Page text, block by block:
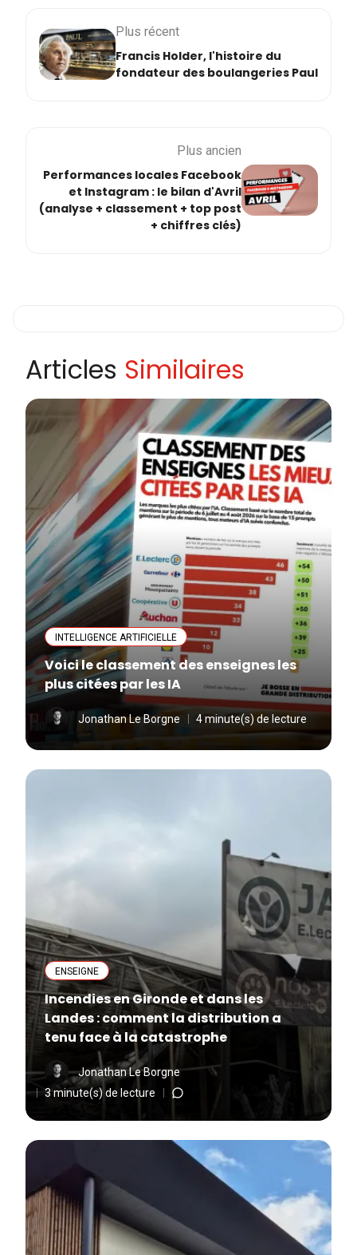
Plus récent
Francis Holder, l'histoire du
fondateur des boulangeries Paul
Plus ancien
Performances locales Facebook
et Instagram : le bilan d'Avril
(analyse + classement + top post
+ chiffres clés)
Articles Similaires
INTELLIGENCE ARTIFICIELLE
Voici le classement des enseignes les
plus citées par les IA
Jonathan Le Borgne 4 minute(s) de lecture
ENSEIGNE
Incendies en Gironde et dans les
Landes : comment la distribution a
tenu face à la catastrophe
Jonathan Le Borgne
3 minute(s) de lecture